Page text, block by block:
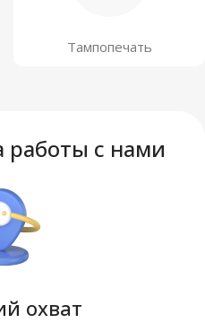
Тампопечать
с нами
охват